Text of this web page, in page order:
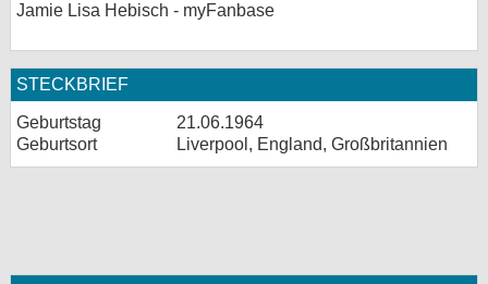
Jamie Lisa Hebisch - myFanbase
STECKBRIEF
Geburtstag
21.06.1964
Geburtsort
Liverpool, England, Großbritannien